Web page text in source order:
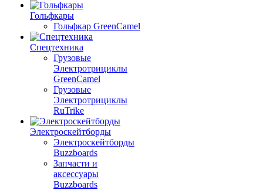
Гольфкары
Гольфкар GreenCamel
Спецтехника
Грузовые
Электротрициклы
GreenCamel
Грузовые
Электротрициклы
RuTrike
Электроскейтборды
Электроскейтборды
Buzzboards
Запчасти и
аксессуары
Buzzboards